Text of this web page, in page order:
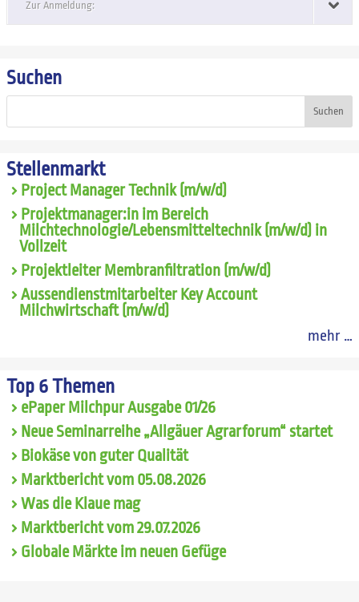
Zur Anmeldung:
Suchen
Suchen
Stellenmarkt
Project Manager Technik (m/w/d)
Projektmanager:in im Bereich
Milchtechnologie/Lebensmitteltechnik (m/w/d) in
Vollzeit
Projektleiter Membranfiltration (m/w/d)
Aussendienstmitarbeiter Key Account
Milchwirtschaft (m/w/d)
mehr …
Top 6 Themen
ePaper Milchpur Ausgabe 01/26
Neue Seminarreihe „Allgäuer Agrarforum“ startet
Biokäse von guter Qualität
Marktbericht vom 05.08.2026
Was die Klaue mag
Marktbericht vom 29.07.2026
Globale Märkte im neuen Gefüge